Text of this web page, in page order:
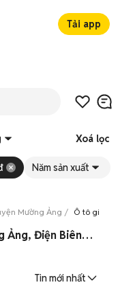
Tải app
Xoá lọc
Năm sản xuất
Mường Ảng Ô tô giá từ
0 xe giá 800 - 1 tỷ tại Huyện Mường Ảng, Điện Biên 08/2026
Tin mới nhất